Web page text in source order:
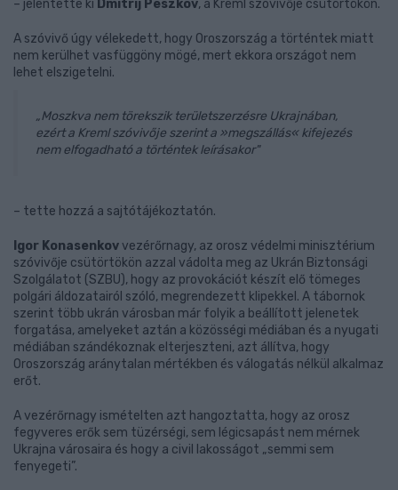
– jelentette ki Dmitrij Peszkov, a Kreml szóvivője csütörtökön.
A szóvivő úgy vélekedett, hogy Oroszország a történtek miatt
nem kerülhet vasfüggöny mögé, mert ekkora országot nem
lehet elszigetelni.
„Moszkva nem törekszik területszerzésre Ukrajnában,
ezért a Kreml szóvivője szerint a »megszállás« kifejezés
nem elfogadható a történtek leírásakor"
– tette hozzá a sajtótájékoztatón.
Igor Konasenkovvezérőrnagy, az orosz védelmi minisztérium
szóvivője csütörtökön azzal vádolta meg az Ukrán Biztonsági
Szolgálatot (SZBU), hogy az provokációt készít elő tömeges
polgári áldozatairól szóló, megrendezett klipekkel. A tábornok
szerint több ukrán városban már folyik a beállított jelenetek
forgatása, amelyeket aztán a közösségi médiában és a nyugati
médiában szándékoznak elterjeszteni, azt állítva, hogy
Oroszország aránytalan mértékben és válogatás nélkül alkalmaz
erőt.
A vezérőrnagy ismételten azt hangoztatta, hogy az orosz
fegyveres erők sem tüzérségi, sem légicsapást nem mérnek
Ukrajna városaira és hogy a civil lakosságot „semmi sem
fenyegeti”.